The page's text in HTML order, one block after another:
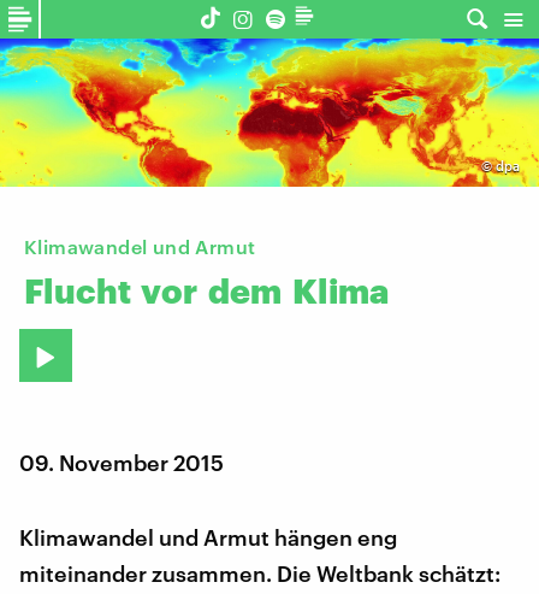
©dpa
Klimawandel und Armut
Flucht vor dem Klima
09. November 2015
Klimawandel und Armut hängen eng
miteinander zusammen. Die Weltbank schätzt: